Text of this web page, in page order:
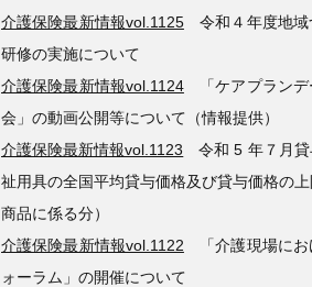
介護保険最新情報vol.1125令和４年度地域
研修の実施について
介護保険最新情報vol.1124「ケアプランデ
会」の動画公開等について（情報提供）
介護保険最新情報vol.1123 令和 5 年７月貸
祉用具の全国平均貸与価格及び貸与価格の
商品に係る分）
介護保険最新情報vol.1122 「介護現場にお
ォーラム」の開催について